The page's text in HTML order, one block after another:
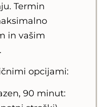
Termin
in vašim
opcijami:
90 minut: